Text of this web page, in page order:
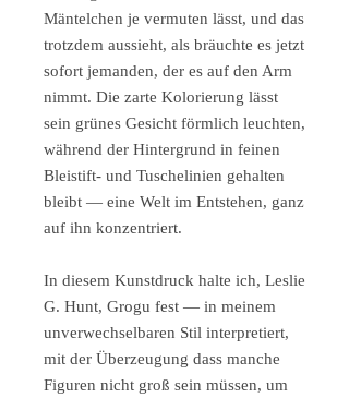
Mäntelchen je vermuten lässt, und das
trotzdem aussieht, als bräuchte es jetzt
sofort jemanden, der es auf den Arm
nimmt. Die zarte Kolorierung lässt
sein grünes Gesicht förmlich leuchten,
während der Hintergrund in feinen
Bleistift- und Tuschelinien gehalten
bleibt — eine Welt im Entstehen, ganz
auf ihn konzentriert.
In diesem Kunstdruck halte ich, Leslie
G. Hunt, Grogu fest — in meinem
unverwechselbaren Stil interpretiert,
mit der Überzeugung dass manche
Figuren nicht groß sein müssen, um